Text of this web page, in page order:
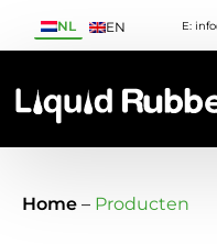
NL EN E:
Home – Producten